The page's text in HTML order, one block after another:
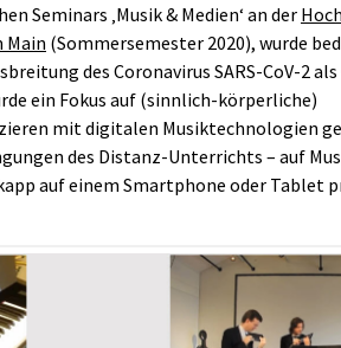
Seminars ‚Musik & Medien‘ an der
Main (Sommersemester 2020), wurde
des Coronavirus SARS-CoV-2
ein Fokus auf (sinnlich-körperliche)
mit digitalen Musiktechnologien
des Distanz-Unterrichts – auf
auf einem Smartphone oder Tablet